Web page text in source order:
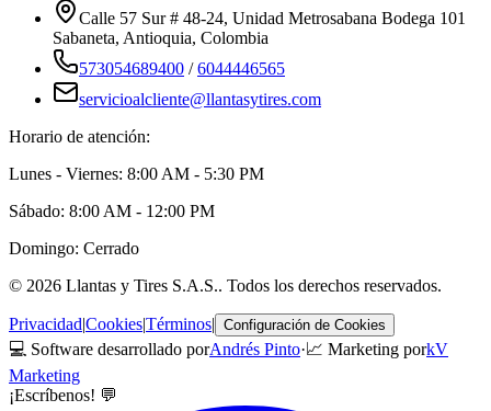
Calle 57 Sur # 48-24, Unidad Metrosabana Bodega 101
Sabaneta, Antioquia, Colombia
573054689400 /6044446565
servicioalcliente@llantasytires.com
Horario de atención:
Lunes - Viernes: 8:00 AM - 5:30 PM
Sábado: 8:00 AM - 12:00 PM
Domingo: Cerrado
© 2026 Llantas y Tires S.A.S.. Todos los derechos reservados.
Privacidad|Cookies|Términos| Configuración de Cookies
💻 Software desarrollado porAndrés Pinto·📈 Marketing porkV
Marketing
¡Escríbenos! 💬